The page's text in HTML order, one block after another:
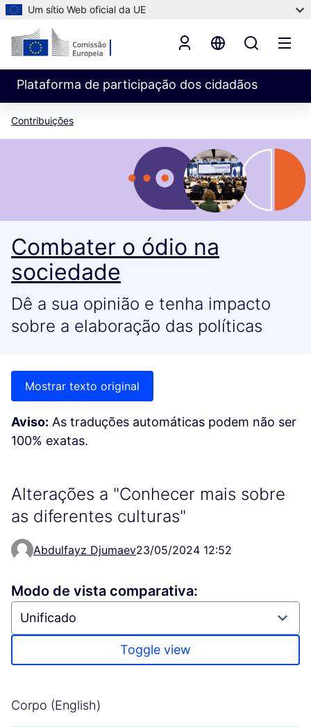
Um sítio Web oficial da UE
Plataforma de participação dos cidadãos
Contribuições
Combater o ódio na
sociedade
Dê a sua opinião e tenha impacto
sobre a elaboração das políticas
Mostrar texto original
Aviso: As traduções automáticas podem não ser
100% exatas.
Alterações a "Conhecer mais sobre
as diferentes culturas"
Abdulfayz Djumaev23/05/2024 12:52
Modo de vista comparativa:
Toggle view
Corpo (English)